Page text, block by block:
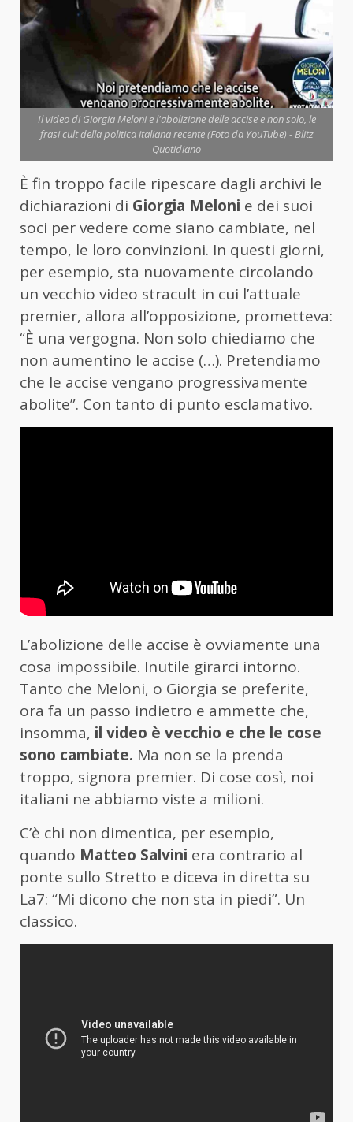
Il video di Giorgia Meloni e l'abolizione delle accise e non solo, le
frasi cult della politica italiana recente (Foto da YouTube) - Blitz
Quotidiano
È fin troppo facile ripescare dagli archivi le
dichiarazioni di Giorgia Meloni e dei suoi
soci per vedere come siano cambiate, nel
tempo, le loro convinzioni. In questi giorni,
per esempio, sta nuovamente circolando
un vecchio video stracult in cui l’attuale
premier, allora all’opposizione, prometteva:
“È una vergogna. Non solo chiediamo che
non aumentino le accise (…). Pretendiamo
che le accise vengano progressivamente
abolite”. Con tanto di punto esclamativo.
L’abolizione delle accise è ovviamente una
cosa impossibile. Inutile girarci intorno.
Tanto che Meloni, o Giorgia se preferite,
ora fa un passo indietro e ammette che,
insomma, il video è vecchio e che le cose
sono cambiate. Ma non se la prenda
troppo, signora premier. Di cose così, noi
italiani ne abbiamo viste a milioni.
C’è chi non dimentica, per esempio,
quando Matteo Salvini era contrario al
ponte sullo Stretto e diceva in diretta su
La7: “Mi dicono che non sta in piedi”. Un
classico.